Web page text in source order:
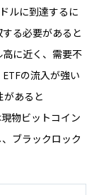
ルに到達するに
る必要があると
に近く、需要不
の流入が強い
があると
物ビットコイン
ブラックロック